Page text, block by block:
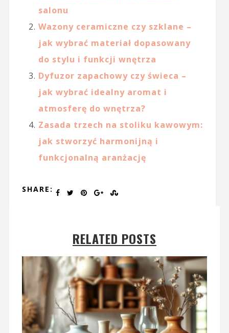
salonu
Wazony ceramiczne czy szklane –
jak wybrać materiał dopasowany
do stylu i funkcji wnętrza
Dyfuzor zapachowy czy świeca –
jak wybrać idealny aromat i
atmosferę do wnętrza?
Zasada trzech na stoliku kawowym:
jak stworzyć harmonijną i
funkcjonalną aranżację
SHARE:
RELATED POSTS